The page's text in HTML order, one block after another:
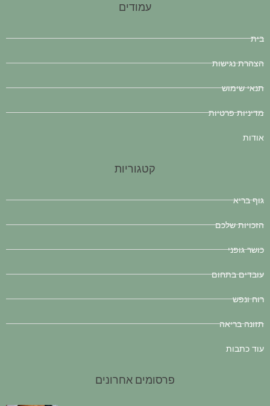
עמודים
בית
הצהרת נגישות
תנאי שימוש
מדיניות פרטיות
אודות
קטגוריות
גוף בריא
הזכויות שלכם
כושר גופני
עובדים בתחום
רוח ונפש
תזונה בריאה
עוד כתבות
פרסומים אחרונים